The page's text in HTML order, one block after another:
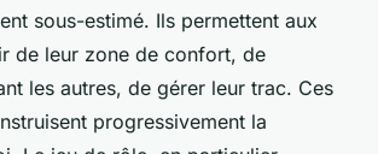
sous-estimé. Ils permettent aux
de leur zone de confort, de
les autres, de gérer leur trac. Ces
progressivement la